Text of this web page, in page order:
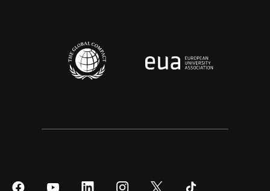
SíguenosSíguenos SíguenosSíguenos Síguenos